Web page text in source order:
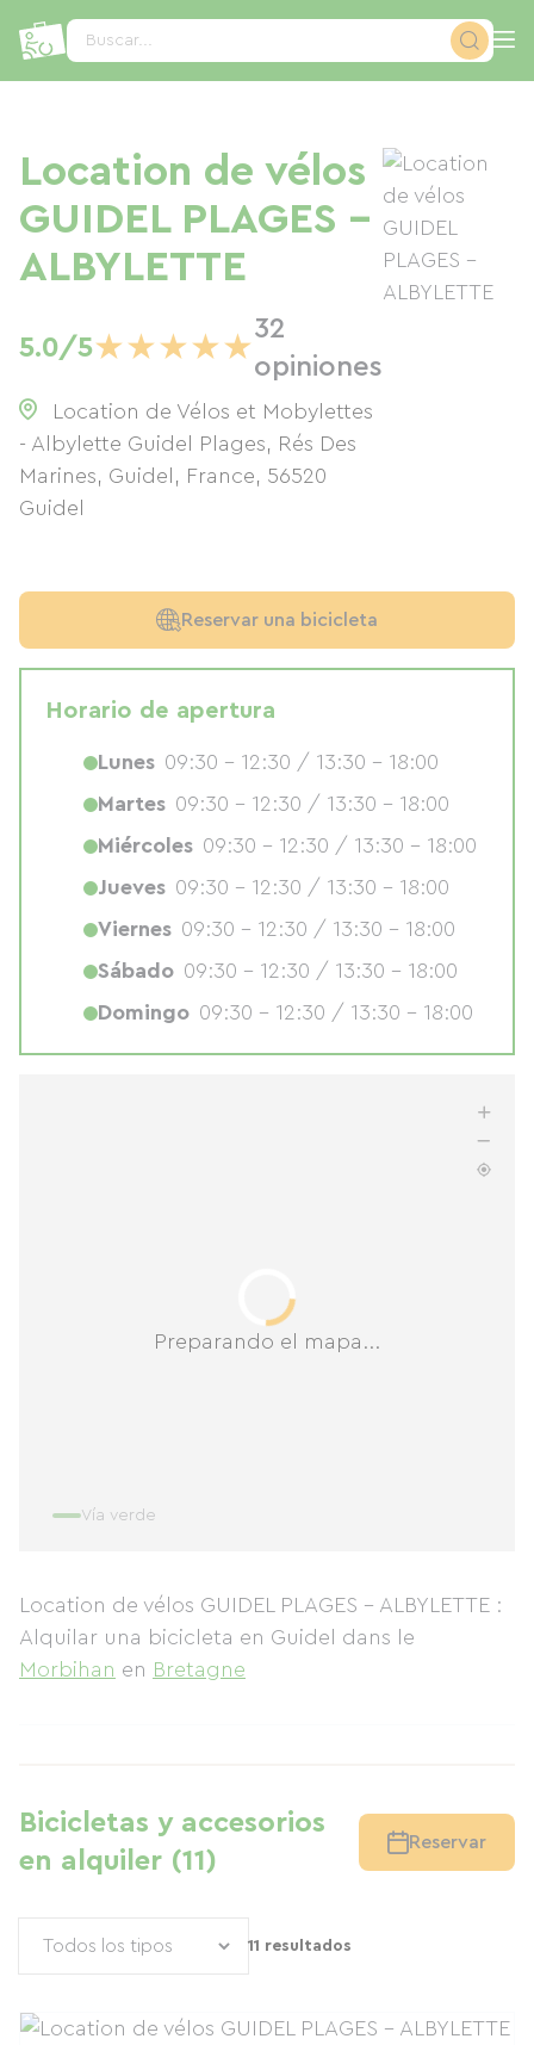
Buscar...
Location de vélos
GUIDEL PLAGES –
ALBYLETTE
5.0/5★★★★★
32
opiniones
Location de Vélos et Mobylettes
- Albylette Guidel Plages, Rés Des
Marines, Guidel, France, 56520
Guidel
Preparando el mapa...
Vía verde
Location de vélos GUIDEL PLAGES – ALBYLETTE :
Alquilar una bicicleta en Guidel dans le
Morbihan en Bretagne
Bicicletas y accesorios
en alquiler (11)
Reservar
11 resultados
Reservar una bicicleta
Horario de apertura
Lunes 09:30 - 12:30 / 13:30 - 18:00
Martes 09:30 - 12:30 / 13:30 - 18:00
Miércoles 09:30 - 12:30 / 13:30 - 18:00
Jueves 09:30 - 12:30 / 13:30 - 18:00
Viernes 09:30 - 12:30 / 13:30 - 18:00
Sábado 09:30 - 12:30 / 13:30 - 18:00
Domingo 09:30 - 12:30 / 13:30 - 18:00
Panel de gestión de cookies